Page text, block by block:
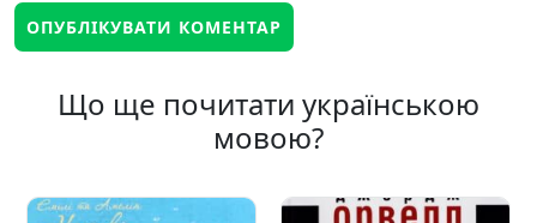
Що ще почитати українською
мовою?